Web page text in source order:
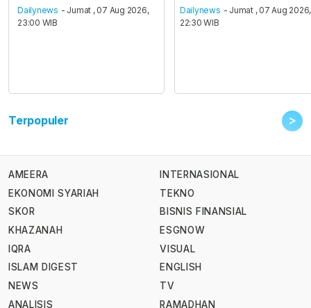
Dailynews - Jumat , 07 Aug 2026,
23:00 WIB
Dailynews - Jumat , 07 Aug 2026,
22:30 WIB
Terpopuler >
AMEERA
EKONOMI SYARIAH
SKOR
KHAZANAH
IQRA
ISLAM DIGEST
NEWS
ANALISIS
INTERNASIONAL
TEKNO
BISNIS FINANSIAL
ESGNOW
VISUAL
ENGLISH
TV
RAMADHAN